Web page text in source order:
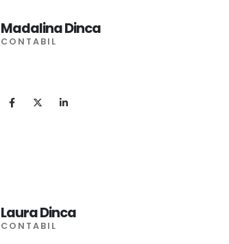
Madalina Dinca
CONTABIL
Laura Dinca
CONTABIL